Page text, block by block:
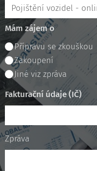
Mám zájem o
Přípravu se zkouškou
Zakoupení
Jiné viz zpráva
Fakturační údaje (IČ)
Zpráva